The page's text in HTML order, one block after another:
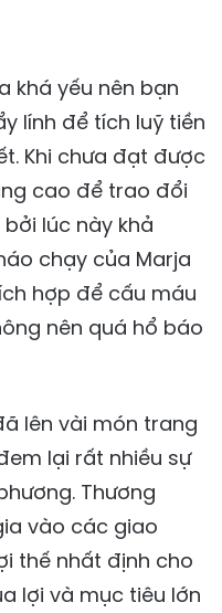
khá yếu nên bạn
lính để tích luỹ tiền
Khi chưa đạt được
cao để trao đổi
lúc này khả
chạy của Marja
hợp để cấu máu
nên quá hổ báo
lên vài món trang
lại rất nhiều sự
Thương
vào các giao
thế nhất định cho
lợi và mục tiêu lớn